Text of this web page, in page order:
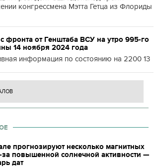
конгрессмена Мэтта Гетца из Флориды
фронта от Генштаба ВСУ на утро 995-го
14 ноября 2024 года
информация по состоянию на 2200 13
прогнозируют несколько магнитных
за повышенной солнечной активности —
дат